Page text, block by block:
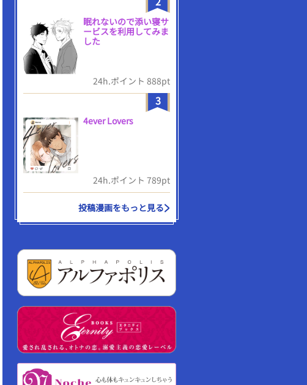
眠れないので添い寝サ
ービスを利用してみま
した
24h.ポイント 888pt
3
4ever Lovers
24h.ポイント 789pt
投稿漫画をもっと見る